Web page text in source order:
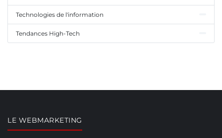
Technologies de l'information
Tendances High-Tech
LE WEBMARKETING